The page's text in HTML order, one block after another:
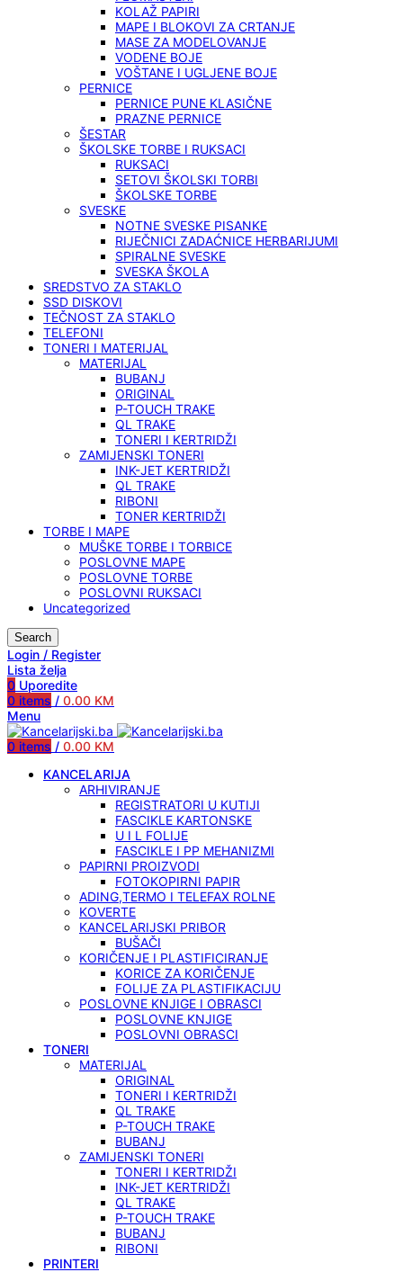
KOLAŽ PAPIRI
MAPE I BLOKOVI ZA CRTANJE
MASE ZA MODELOVANJE
VODENE BOJE
VOŠTANE I UGLJENE BOJE
PERNICE
PERNICE PUNE KLASIČNE
PRAZNE PERNICE
ŠESTAR
ŠKOLSKE TORBE I RUKSACI
RUKSACI
SETOVI ŠKOLSKI TORBI
ŠKOLSKE TORBE
SVESKE
NOTNE SVESKE PISANKE
RIJEČNICI ZADAĆNICE HERBARIJUMI
SPIRALNE SVESKE
SVESKA ŠKOLA
SREDSTVO ZA STAKLO
SSD DISKOVI
TEČNOST ZA STAKLO
TELEFONI
TONERI I MATERIJAL
MATERIJAL
BUBANJ
ORIGINAL
P-TOUCH TRAKE
QL TRAKE
TONERI I KERTRIDŽI
ZAMIJENSKI TONERI
INK-JET KERTRIDŽI
QL TRAKE
RIBONI
TONER KERTRIDŽI
TORBE I MAPE
MUŠKE TORBE I TORBICE
POSLOVNE MAPE
POSLOVNE TORBE
POSLOVNI RUKSACI
Uncategorized
Search
Login / Register
Lista želja
0 Uporedite
0 items / 0.00 KM
Menu
0 items / 0.00 KM
KANCELARIJA
ARHIVIRANJE
REGISTRATORI U KUTIJI
FASCIKLE KARTONSKE
U I L FOLIJE
FASCIKLE I PP MEHANIZMI
PAPIRNI PROIZVODI
FOTOKOPIRNI PAPIR
ADING,TERMO I TELEFAX ROLNE
KOVERTE
KANCELARIJSKI PRIBOR
BUŠAČI
KORIČENJE I PLASTIFICIRANJE
KORICE ZA KORIČENJE
FOLIJE ZA PLASTIFIKACIJU
POSLOVNE KNJIGE I OBRASCI
POSLOVNE KNJIGE
POSLOVNI OBRASCI
TONERI
MATERIJAL
ORIGINAL
TONERI I KERTRIDŽI
QL TRAKE
P-TOUCH TRAKE
BUBANJ
ZAMIJENSKI TONERI
TONERI I KERTRIDŽI
INK-JET KERTRIDŽI
QL TRAKE
P-TOUCH TRAKE
BUBANJ
RIBONI
PRINTERI